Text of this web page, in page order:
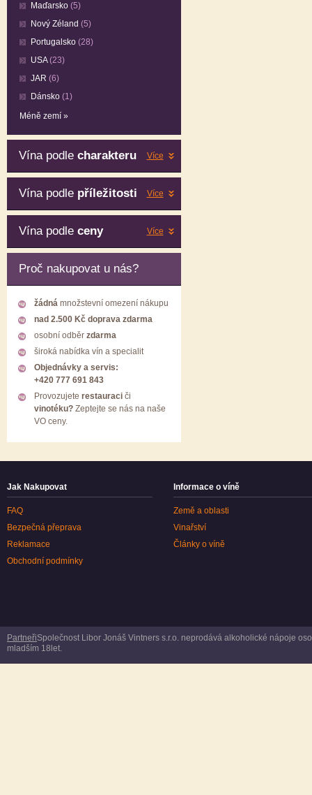
Maďarsko (5)
Nový Zéland (5)
Portugalsko (28)
USA(23)
JAR (6)
Dánsko (1)
Méně zemí »
Více
Vína podle charakteru
Více
Vína podle příležitosti
Více
Vína podle ceny
Proč nakupovat u nás?
žádnámnožstevní omezení nákupu
nad 2.500 Kč doprava zdarma
osobní odběr zdarma
široká nabídka vín a specialit
Objednávky a servis:
+420 777 691 843
Provozujete restauraci či
vinotéku? Zeptejte se nás na naše
VO ceny.
Jak Nakupovat
FAQ
Bezpečná přeprava
Reklamace
Obchodní podmínky
Informace o víně
Země a oblasti
Vinařství
Články o víně
PartneřiSpolečnost Libor Jonáš Vintners s.r.o. neprodává alkoholické nápoje
mladším 18let.